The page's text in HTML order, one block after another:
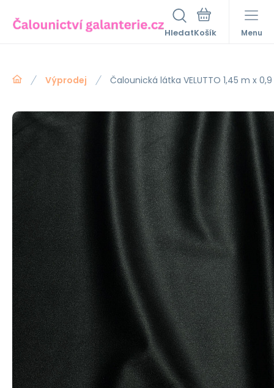
Hledat Menu
Výprodej Čalounická látka VELUTTO 1,45 m x